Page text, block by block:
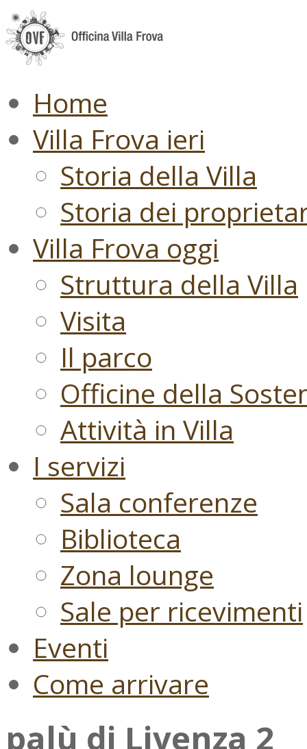
Home
Villa Frova ieri
Storia della Villa
Storia dei
Villa Frova oggi
Struttura della Villa
Visita
Il parco
Officine della
Attività in Villa
I servizi
Sala conferenze
Biblioteca
Zona lounge
Sale per ricevimenti
Eventi
Come arrivare
palù di Livenza 2